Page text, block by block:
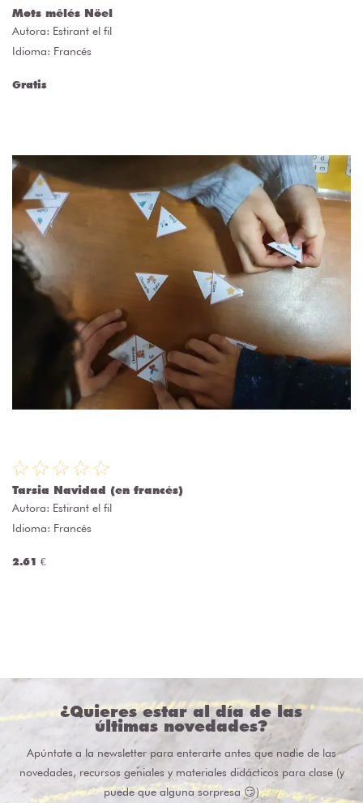
Mots mêlés Nöel
Autora: Estirant el fil
Idioma: Francés
Gratis
Tarsia Navidad (en francés)
Autora: Estirant el fil
Idioma: Francés
2.61 €
¿Quieres estar al día de las
últimas novedades?
Apúntate a la newsletter para enterarte antes que nadie de las
novedades, recursos geniales y materiales didácticos para clase (y
puede que alguna sorpresa 😏)